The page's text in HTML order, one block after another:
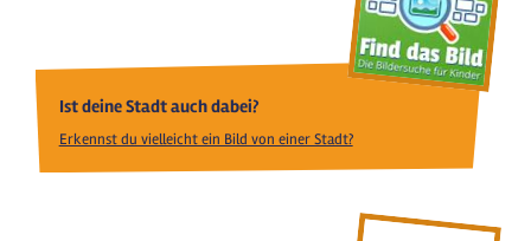
Ist deine Stadt auch dabei?
Erkennst du vielleicht ein Bild von einer Stadt?